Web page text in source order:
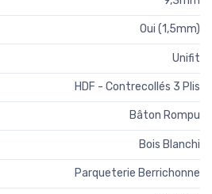
Oui (1,5mm)
Unifit
HDF - Contrecollés 3 Plis
Bâton Rompu
Bois Blanchi
Parqueterie Berrichonne